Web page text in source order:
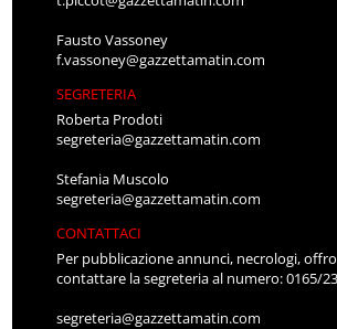
Fausto Vassoney
f.vassoney@gazzettamatin.com
SEGRETERIA
Roberta Prodoti
segreteria@gazzettamatin.com
Stefania Muscolo
segreteria@gazzettamatin.com
CONTATTACI
Per pubblicazione annunci, necrologi,
contattare la segreteria al numero: 0165/
segreteria@gazzettamatin.com